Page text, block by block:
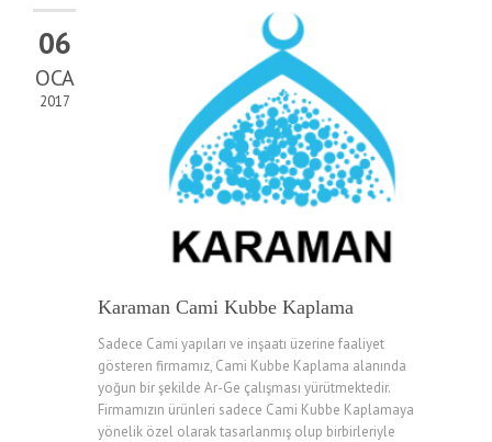
06
OCA
2017
Karaman Cami Kubbe Kaplama
Sadece Cami yapıları ve inşaatı üzerine faaliyet
gösteren firmamız, Cami Kubbe Kaplama alanında
yoğun bir şekilde Ar-Ge çalışması yürütmektedir.
Firmamızın ürünleri sadece Cami Kubbe Kaplamaya
yönelik özel olarak tasarlanmış olup birbirleriyle